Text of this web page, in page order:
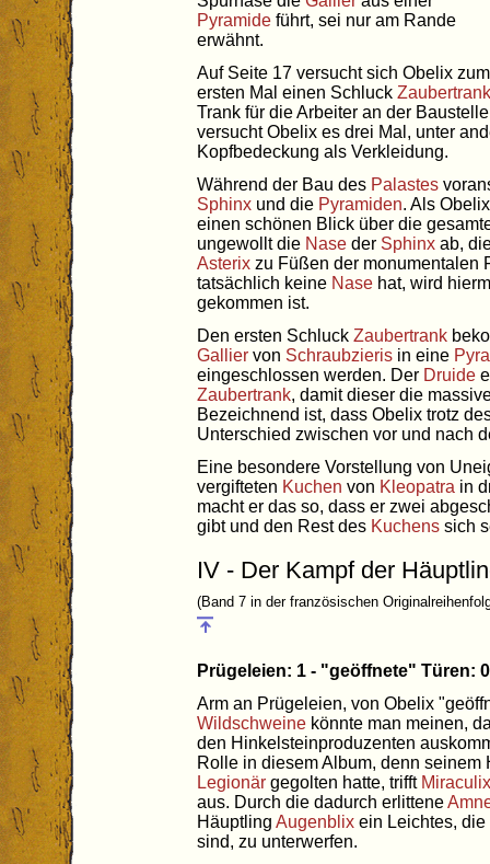
Pyramide führt, sei nur am Rande
erwähnt.
Auf Seite 17 versucht sich Obelix zum
ersten Mal einen Schluck Zaubertrank
Trank für die Arbeiter an der
versucht Obelix es drei Mal, unter
Kopfbedeckung als Verkleidung.
Während der Bau des Palastes
Sphinx und die Pyramiden. Als
einen schönen Blick über die
ungewollt die Nase der Sphinx ab,
Asterix zu Füßen der monumentalen
tatsächlich keine Nase hat, wird
gekommen ist.
Den ersten Schluck Zaubertrank
Gallier von Schraubzieris in eine
eingeschlossen werden. Der Druide
Zaubertrank, damit dieser die
Bezeichnend ist, dass Obelix trotz
Unterschied zwischen vor und nach
Eine besondere Vorstellung von
vergifteten Kuchen von Kleopatra in
macht er das so, dass er zwei
gibt und den Rest des Kuchens sich
IV - Der Kampf der
(Band 7 in der französischen
Prügeleien: 1 - "geöffnete" Türen:
Arm an Prügeleien, von Obelix
Wildschweine könnte man meinen,
den Hinkelsteinproduzenten
Rolle in diesem Album, denn
Legionär gegolten hatte, trifft Miraculix
aus. Durch die dadurch erlittene
Häuptling Augenblix ein Leichtes, die
sind, zu unterwerfen.